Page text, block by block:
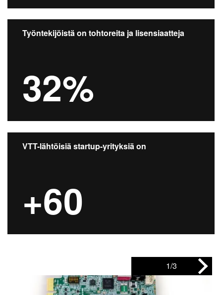
Työntekijöistä on tohtoreita ja lisensiaatteja
32%
VTT-lähtöisiä startup-yrityksiä on
+60
1/3